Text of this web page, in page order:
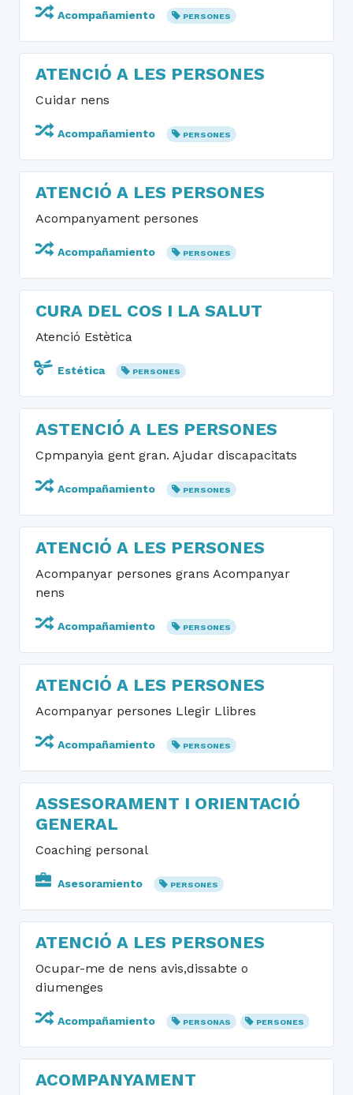
Acompañamiento PERSONES
ATENCIÓ A LES PERSONES
Cuidar nens
Acompañamiento PERSONES
ATENCIÓ A LES PERSONES
Acompanyament persones
Acompañamiento PERSONES
CURA DEL COS I LA SALUT
Atenció Estètica
Estética PERSONES
ASTENCIÓ A LES PERSONES
Cpmpanyia gent gran. Ajudar discapacitats
Acompañamiento PERSONES
ATENCIÓ A LES PERSONES
Acompanyar persones grans Acompanyar
nens
Acompañamiento PERSONES
ATENCIÓ A LES PERSONES
Acompanyar persones Llegir Llibres
Acompañamiento PERSONES
ASSESORAMENT I ORIENTACIÓ
GENERAL
Coaching personal
Asesoramiento PERSONES
ATENCIÓ A LES PERSONES
Ocupar-me de nens avis,dissabte o
diumenges
Acompañamiento PERSONAS PERSONES
ACOMPANYAMENT